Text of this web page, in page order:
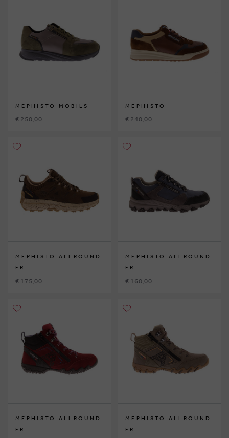
MEPHISTO MOBILS
€ 250,00
MEPHISTO
€ 240,00
MEPHISTO ALLROUND
ER
€ 175,00
MEPHISTO ALLROUND
ER
€ 160,00
MEPHISTO ALLROUND
ER
MEPHISTO ALLROUND
ER